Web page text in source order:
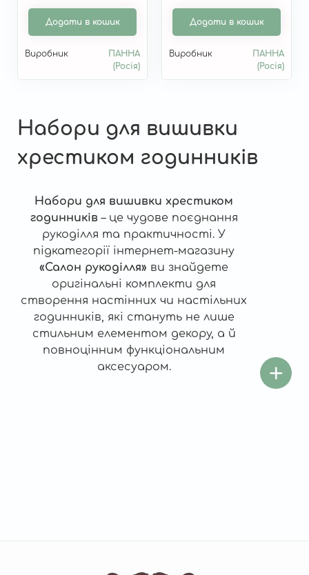
Додати в кошик
Виробник
ПАННА
(Росія)
Додати в кошик
Виробник
ПАННА
(Росія)
Набори для вишивки
хрестиком годинників
Набори для вишивки хрестиком
годинників– це чудове поєднання
рукоділля та практичності. У
підкатегорії інтернет-магазину
«Салон рукоділля» ви знайдете
оригінальні комплекти для
створення настінних чи настільних
годинників, які стануть не лише
стильним елементом декору, а й
повноцінним функціональним
аксесуаром.